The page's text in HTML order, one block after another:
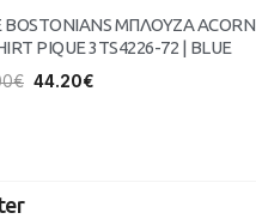
BOSTONIANS ΜΠΛΟΥΖΑ ACORN
PIQUE 3TS4226-72 | BLUE
€ 44.20€